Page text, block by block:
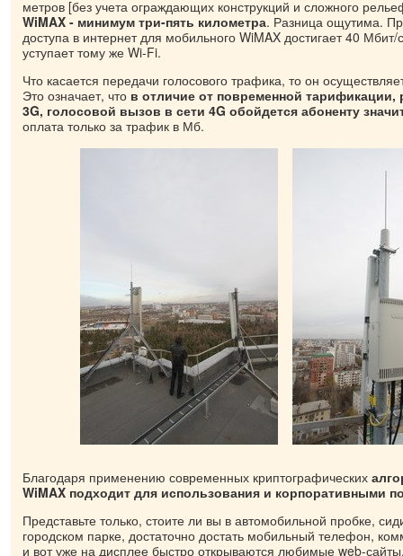
метров [без учета ограждающих конструкций и сложного
WiMAX - минимум три-пять километра. Разница ощутима.
доступа в интернет для мобильного WiMAX достигает 40 Мбит/
уступает тому же Wi-Fi.
Что касается передачи голосового трафика, то он
Это означает, что в отличие от повременной тарификации,
3G, голосовой вызов в сети 4G обойдется абоненту
оплата только за трафик в Мб.
Благодаря применению современных криптографических
WiMAX подходит для использования и корпоративными
Представьте только, стоите ли вы в автомобильной пробке,
городском парке, достаточно достать мобильный телефон,
и вот уже на дисплее быстро открываются любимые web-